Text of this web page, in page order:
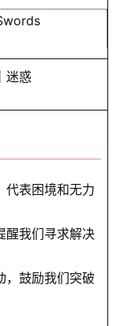
迷惑
代表困境和无力
醒我们寻求解决
，鼓励我们突破